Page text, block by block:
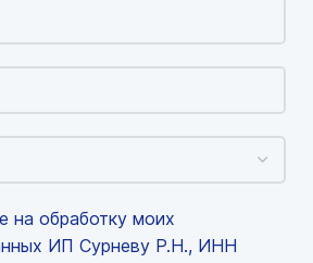
на обработку моих
ИП Сурневу Р.Н., ИНН